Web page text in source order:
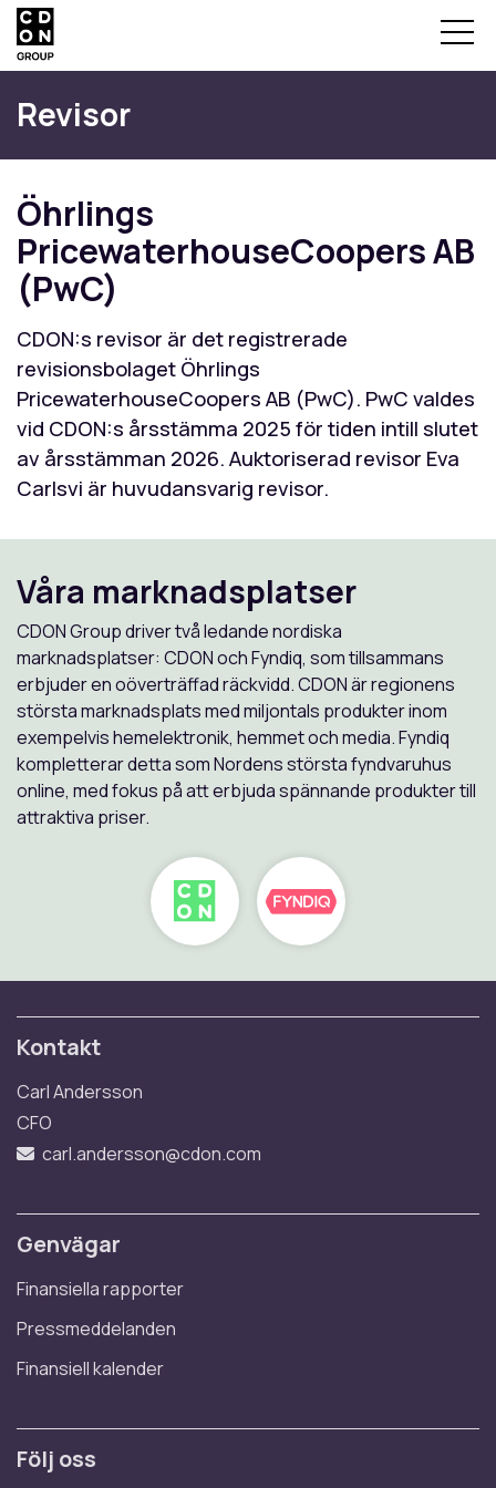
Revisor
Öhrlings
PricewaterhouseCoopers AB
(PwC)
CDON:s revisor är det registrerade
revisionsbolaget Öhrlings
PricewaterhouseCoopers AB (PwC). PwC valdes
vid CDON:s årsstämma 2025 för tiden intill slutet
av årsstämman 2026. Auktoriserad revisor Eva
Carlsvi är huvudansvarig revisor.
Våra marknadsplatser
CDON Group driver två ledande nordiska
marknadsplatser: CDON och Fyndiq, som tillsammans
erbjuder en oöverträffad räckvidd. CDON är regionens
största marknadsplats med miljontals produkter inom
exempelvis hemelektronik, hemmet och media. Fyndiq
kompletterar detta som Nordens största fyndvaruhus
online, med fokus på att erbjuda spännande produkter till
attraktiva priser.
Kontakt
Carl Andersson
CFO
carl.andersson@cdon.com
Genvägar
Finansiella rapporter
Pressmeddelanden
Finansiell kalender
Följ oss